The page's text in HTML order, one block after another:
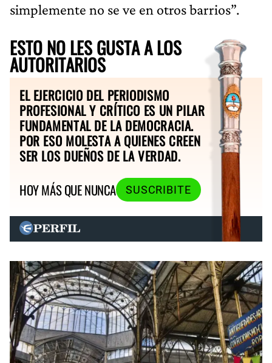
simplemente no se ve en otros barrios”.
ESTO NO LES GUSTA A LOS
AUTORITARIOS
EL EJERCICIO DEL PERIODISMO
PROFESIONAL Y CRÍTICO ES UN PILAR
FUNDAMENTAL DE LA DEMOCRACIA.
POR ESO MOLESTA A QUIENES CREEN
SER LOS DUEÑOS DE LA VERDAD.
HOY MÁS QUE NUNCA
SUSCRIBITE